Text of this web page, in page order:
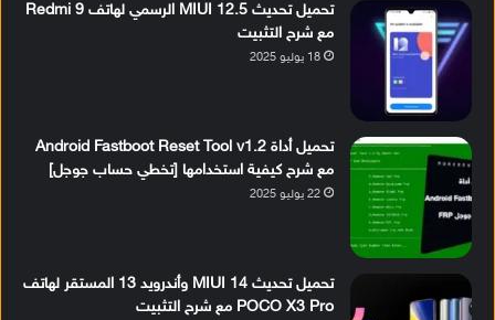
تحميل تحديث MIUI 12.5 الرسمي لهاتف Redmi 9
مع شرح التثبيت
18 يوليو 2025
تحميل أداة Android Fastboot Reset Tool v1.2
مع شرح كيفية استخدامها [تخطي حساب جوجل]
22 يوليو 2025
تحميل تحديث MIUI 14 وأندرويد 13 المستقر لهاتف
POCO X3 Pro مع شرح التثبيت